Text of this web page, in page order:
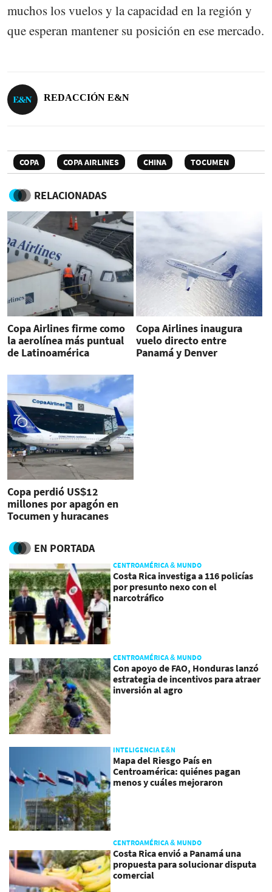
muchos los vuelos y la capacidad en la región y
que esperan mantener su posición en ese mercado.
REDACCIÓN E&N
COPA COPA AIRLINES CHINA TOCUMEN
RELACIONADAS
Copa Airlines firme como
la aerolínea más puntual
de Latinoamérica
Copa Airlines inaugura
vuelo directo entre
Panamá y Denver
Copa perdió US$12
millones por apagón en
Tocumen y huracanes
EN PORTADA
CENTROAMÉRICA & MUNDO
Costa Rica investiga a 116 policías
por presunto nexo con el
narcotráfico
CENTROAMÉRICA & MUNDO
Con apoyo de FAO, Honduras lanzó
estrategia de incentivos para atraer
inversión al agro
INTELIGENCIA E&N
Mapa del Riesgo País en
Centroamérica: quiénes pagan
menos y cuáles mejoraron
CENTROAMÉRICA & MUNDO
Costa Rica envió a Panamá una
propuesta para solucionar disputa
comercial